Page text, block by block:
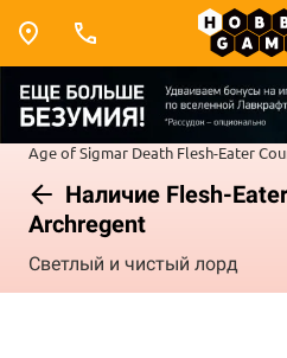
Age of Sigmar Death Flesh-Eater
Наличие Flesh-
Archregent
Светлый и чистый лорд